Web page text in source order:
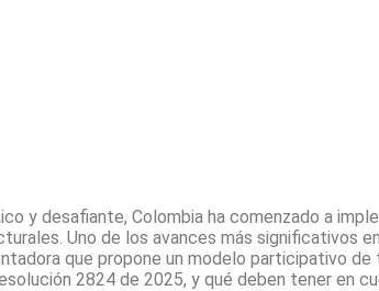
y desafiante, Colombia ha comenzado a
Uno de los avances más significativos
que propone un modelo participativo
2824 de 2025, y qué deben tener en